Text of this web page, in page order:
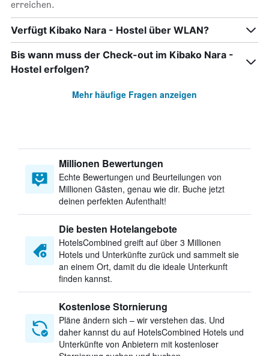
erreichen.
Verfügt Kibako Nara - Hostel über WLAN?
Bis wann muss der Check-out im Kibako Nara -
Hostel erfolgen?
Mehr häufige Fragen anzeigen
Millionen Bewertungen
Echte Bewertungen und Beurteilungen von
Millionen Gästen, genau wie dir. Buche jetzt
deinen perfekten Aufenthalt!
Die besten Hotelangebote
HotelsCombined greift auf über 3 Millionen
Hotels und Unterkünfte zurück und sammelt sie
an einem Ort, damit du die ideale Unterkunft
finden kannst.
Kostenlose Stornierung
Pläne ändern sich – wir verstehen das. Und
daher kannst du auf HotelsCombined Hotels und
Unterkünfte von Anbietern mit kostenloser